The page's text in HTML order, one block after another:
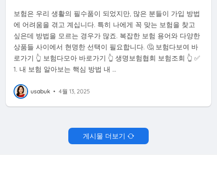
보험은 우리 생활의 필수품이 되었지만, 많은 분들이 가입 방법
에 어려움을 겪고 계십니다. 특히 나에게 꼭 맞는 보험을 찾고
싶은데 방법을 모르는 경우가 많죠. 복잡한 보험 용어와 다양한
상품들 사이에서 현명한 선택이 필요합니다. 🤔 보험다보여 바
로가기 👆 보험다모아 바로가기 👆 생명보험협회 보험조회 👆 ✅
1. 내 보험 알아보는 핵심 방법 내 …
usabuk • 4월 13, 2025
게시물 더보기